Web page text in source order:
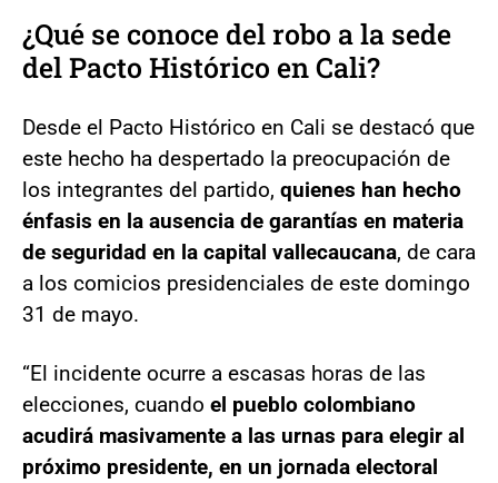
¿Qué se conoce del robo a la sede
del Pacto Histórico en Cali?
Desde el Pacto Histórico en Cali se destacó que
este hecho ha despertado la preocupación de
los integrantes del partido, quienes han hecho
énfasis en la ausencia de garantías en materia
de seguridad en la capital vallecaucana, de cara
a los comicios presidenciales de este domingo
31 de mayo.
“El incidente ocurre a escasas horas de las
elecciones, cuando el pueblo colombiano
acudirá masivamente a las urnas para elegir al
próximo presidente, en un jornada electoral